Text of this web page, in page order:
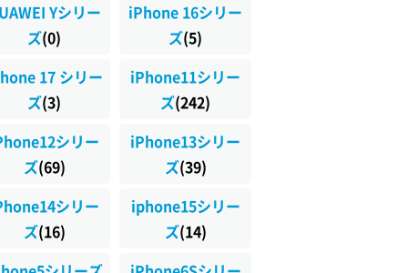
Yシリー
ズ(0)
iPhone 16シリー
ズ(5)
17 シリー
ズ(3)
iPhone11シリー
ズ(242)
シリー
ズ(69)
iPhone13シリー
ズ(39)
シリー
ズ(16)
iphone15シリー
ズ(14)